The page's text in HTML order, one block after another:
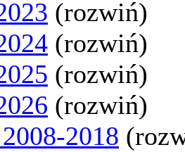
(rozwiń)
(rozwiń)
(rozwiń)
(rozwiń)
2018